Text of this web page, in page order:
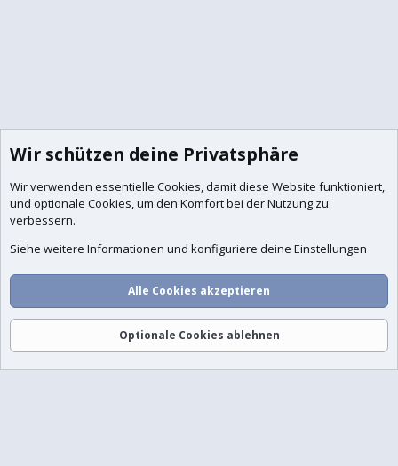
Foren Aktuelles Anmelden Registrieren Suche
Wir schützen deine Privatsphäre
Wir verwenden essentielle Cookies, damit diese Website funktioniert,
und optionale Cookies, um den Komfort bei der Nutzung zu
verbessern.
Siehe weitere Informationen und konfiguriere deine Einstellungen
Alle Cookies akzeptieren
Optionale Cookies ablehnen